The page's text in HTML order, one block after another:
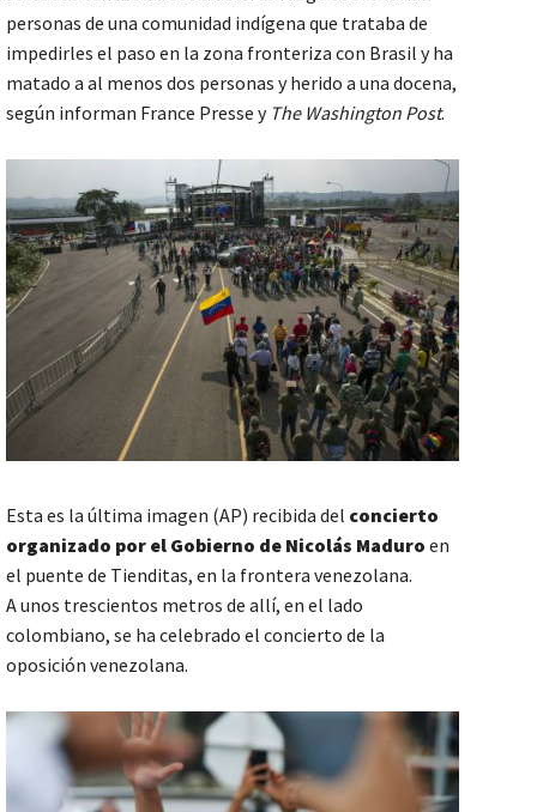
personas de una comunidad indígena que trataba de
impedirles el paso en la zona fronteriza con Brasil y ha
matado a al menos dos personas y herido a una docena,
según informan France Presse y The Washington Post.
Esta es la última imagen (AP) recibida del concierto
organizado por el Gobierno de Nicolás Maduro en
el puente de Tienditas, en la frontera venezolana.
A unos trescientos metros de allí, en el lado
colombiano, se ha celebrado el concierto de la
oposición venezolana.